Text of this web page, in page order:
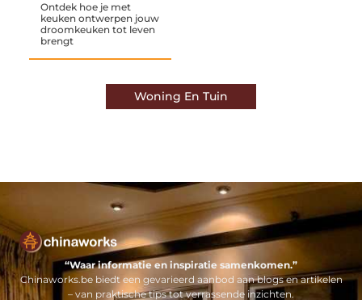
Ontdek hoe je met
keuken ontwerpen jouw
droomkeuken tot leven
brengt
Woning En Tuin
“Waar informatie en inspiratie samenkomen.”
Chinaworks.be biedt een gevarieerd aanbod aan blogs en artikelen
– van praktische tips tot verrassende inzichten.